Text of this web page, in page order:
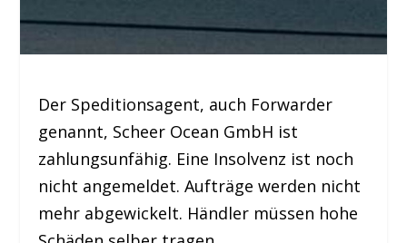
Der Speditionsagent, auch Forwarder
genannt, Scheer Ocean GmbH ist
zahlungsunfähig. Eine Insolvenz ist noch
nicht angemeldet. Aufträge werden nicht
mehr abgewickelt. Händler müssen hohe